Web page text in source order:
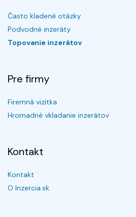
Často kladené otázky
Podvodné inzeráty
Topovanie inzerátov
Pre firmy
Firemná vizitka
Hromadné vkladanie inzerátov
Kontakt
Kontakt
O Inzercia.sk